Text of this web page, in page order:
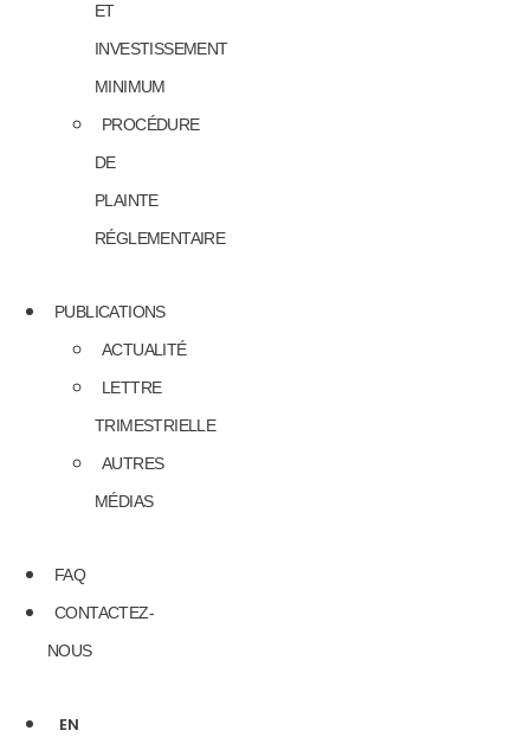
ET
INVESTISSEMENT
MINIMUM
PROCÉDURE
DE
PLAINTE
RÉGLEMENTAIRE
PUBLICATIONS
ACTUALITÉ
LETTRE
TRIMESTRIELLE
AUTRES
MÉDIAS
FAQ
CONTACTEZ-
NOUS
EN